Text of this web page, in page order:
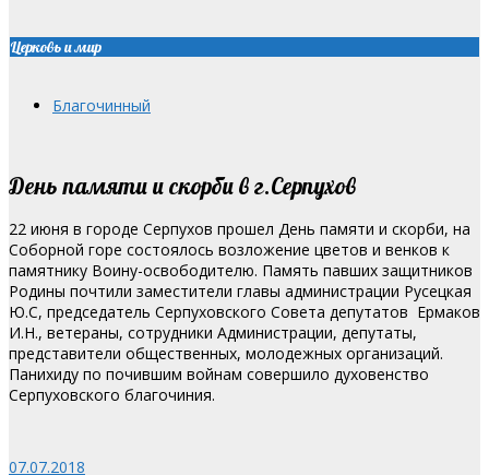
Церковь и мир
Благочинный
День памяти и скорби в г.Серпухов
22 июня в городе Серпухов прошел День памяти и скорби, на
Соборной горе состоялось возложение цветов и венков к
памятнику Воину-освободителю. Память павших защитников
Родины почтили заместители главы администрации Русецкая
Ю.С, председатель Серпуховского Совета депутатов Ермаков
И.Н., ветераны, сотрудники Администрации, депутаты,
представители общественных, молодежных организаций.
Панихиду по почившим войнам совершило духовенство
Серпуховского благочиния.
07.07.2018